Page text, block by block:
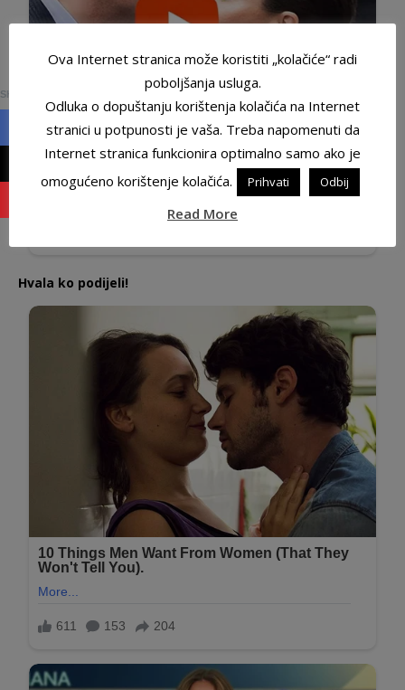
Hvala ko podijeli!
Ova Internet stranica može koristiti „kolačiće“ radi
poboljšanja usluga.
Odluka o dopuštanju korištenja kolačića na Internet
stranici u potpunosti je vaša. Treba napomenuti da
Internet stranica funkcionira optimalno samo ako je
omogućeno korištenje kolačića.
Prihvati Odbij
Read More
SHARES